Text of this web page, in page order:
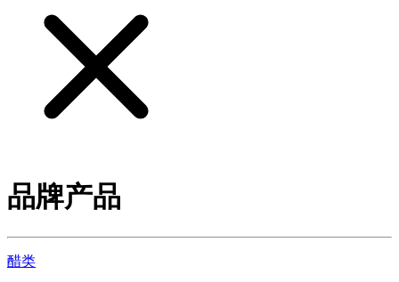
品牌产品
醋类